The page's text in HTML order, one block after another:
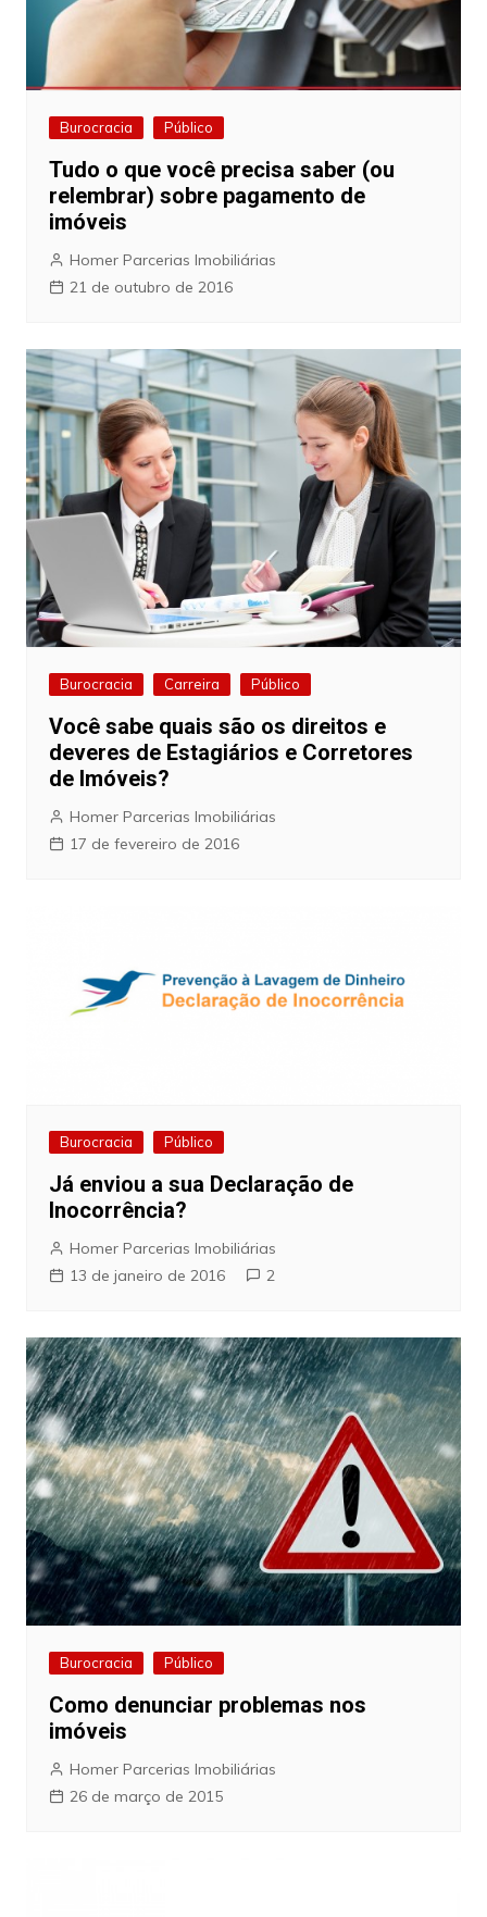
Burocracia Público
Tudo o que você precisa saber (ou
relembrar) sobre pagamento de
imóveis
Homer Parcerias Imobiliárias
21 de outubro de 2016
Burocracia Carreira Público
Você sabe quais são os direitos e
deveres de Estagiários e Corretores
de Imóveis?
Homer Parcerias Imobiliárias
17 de fevereiro de 2016
Burocracia Público
Já enviou a sua Declaração de
Inocorrência?
Homer Parcerias Imobiliárias
13 de janeiro de 2016
2
Burocracia Público
Como denunciar problemas nos
imóveis
Homer Parcerias Imobiliárias
26 de março de 2015